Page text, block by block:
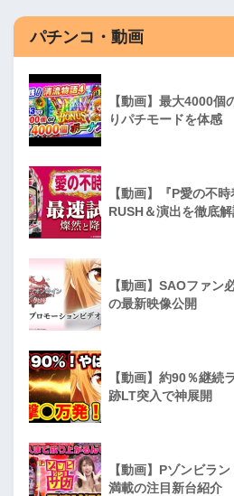
パチンコ・動画
【動画】最大4000
りパチモードを体感
【動画】『P愛の不
RUSH＆演出を徹底
【動画】SAOファン
の最新映像公開
【動画】約90％継続
跡LT突入で神展開
【動画】Pゾンビラ
満載の注目新台紹介